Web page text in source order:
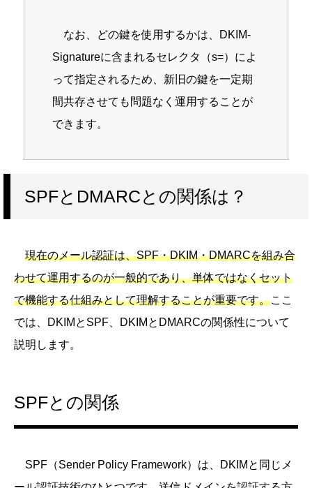
なお、どの鍵を使用するかは、DKIM-
Signatureに含まれるセレクタ（s=）によ
って指定されるため、新旧の鍵を一定期
間共存させても問題なく運用することが
できます。
SPFとDMARCとの関係は？
現在のメール認証は、SPF・DKIM・DMARCを組み合
わせて運用するのが一般的であり、単体ではなくセット
で機能する仕組みとして理解することが重要です。ここ
では、DKIMとSPF、DKIMとDMARCの関係性について
説明します。
SPFとの関係
SPF（Sender Policy Framework）は、DKIMと同じメ